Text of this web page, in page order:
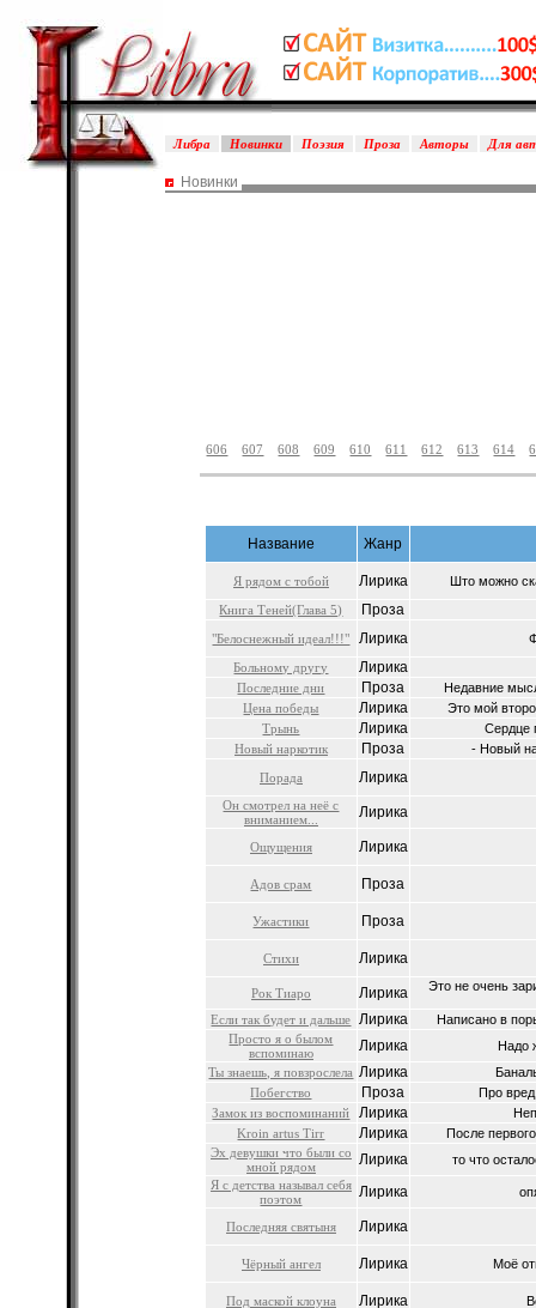
Либра Новинки Поэзия Проза Авторы Для
Новинки
606 607 608 609 610 611 612 613 614
Название Жанр
Я рядом с тобой Лирика
Што можно
Книга Теней(Глава 5)
Проза
"Белоснежный идеал!!!" Лирика
Больному другу
Лирика
Последние дни Проза
Недавние
Цена победы
Лирика
Это мой
Трынь
Лирика
Сердце
Новый наркотик
Проза
- Новый
Порада
Лирика
Он смотрел на неё с
вниманием...
Лирика
Ощущения Лирика
Адов срам Проза
Ужастики Проза
Стихи Лирика
Рок Тиаро Лирика Это не очень
Если так будет и дальше Лирика
Написано в
Просто я о былом
вспоминаю
Лирика
Надо
Ты знаешь, я повзрослела Лирика
Побегство
Проза
Про
Замок из воспоминаний
Лирика
Kroin artus Tirr
Лирика
После
Эх девушки что были со
мной рядом
Лирика
то что
Я с детства называл себя
поэтом
Лирика
Последняя святыня Лирика
Чёрный ангел Лирика Моё
Под маской клоуна Лирика